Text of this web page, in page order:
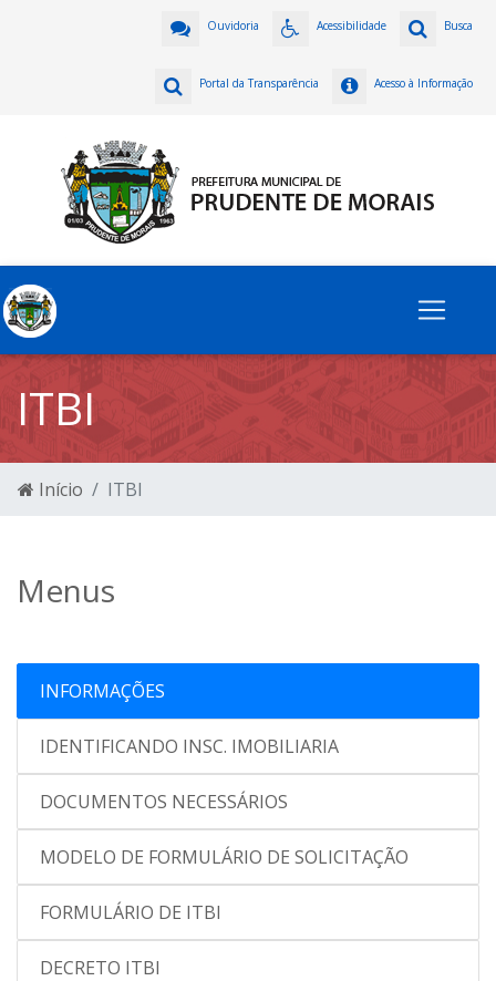
Busca
Acessibilidade
Ouvidoria
Acesso à Informação
Portal da Transparência
ITBI
Início ITBI
Menus
INFORMAÇÕES
IDENTIFICANDO INSC. IMOBILIARIA
DOCUMENTOS NECESSÁRIOS
MODELO DE FORMULÁRIO DE SOLICITAÇÃO
FORMULÁRIO DE ITBI
DECRETO ITBI